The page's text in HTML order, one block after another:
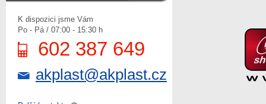
K dispozici jsme Vám
Po - Pá / 07:00 - 15:30 h
602 387 649
akplast@akplast.cz